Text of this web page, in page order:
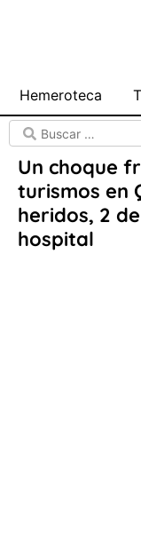
Hemeroteca
Un choque
turismos en
heridos, 2
hospital